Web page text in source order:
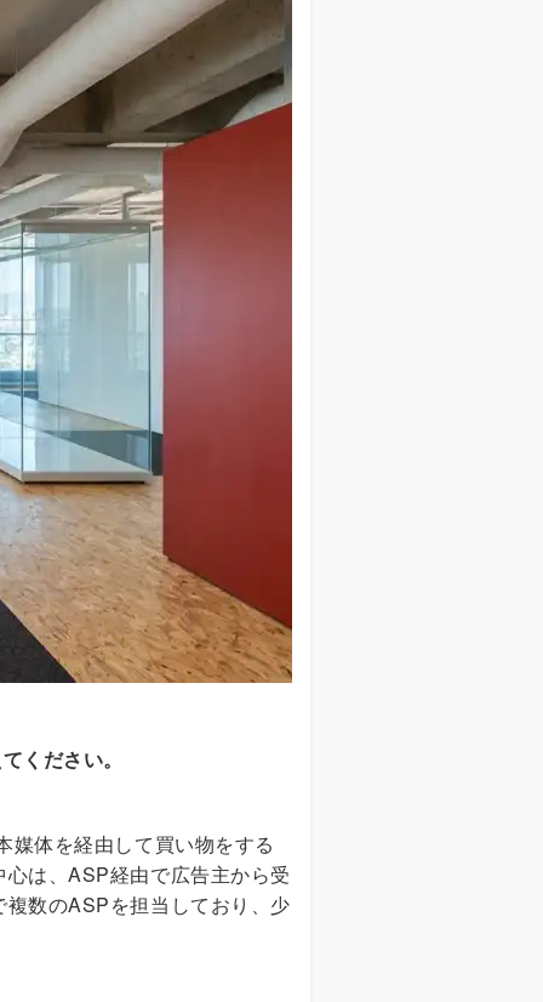
ください。
媒体を経由して買い物をする
は、ASP経由で広告主から受
数のASPを担当しており、少